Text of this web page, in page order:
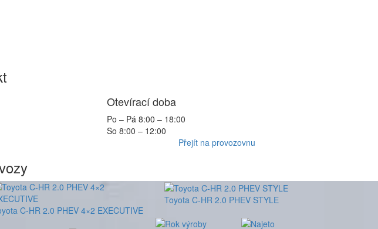
Otevírací doba
Po – Pá 8:00 – 18:00
So 8:00 – 12:00
Přejít na provozovnu
C-HR 2.0 PHEV 4×2 EXECUTIVE
Toyota C-HR 2.0 PHEV STYLE